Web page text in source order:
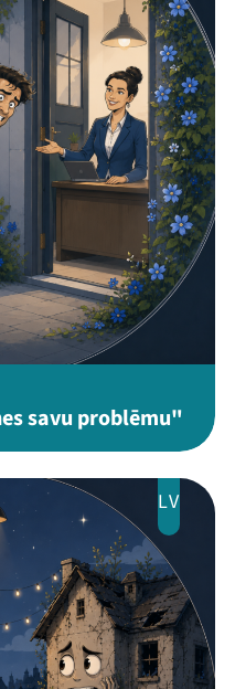
2026
savu problēmu"
LV